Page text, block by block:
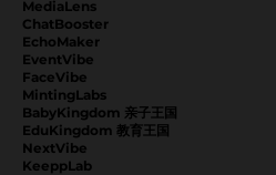
MediaLens
ChatBooster
EchoMaker
EventVibe
FaceVibe
MintingLabs
BabyKingdom 亲子王国
EduKingdom 教育王国
NextVibe
KeeppLab